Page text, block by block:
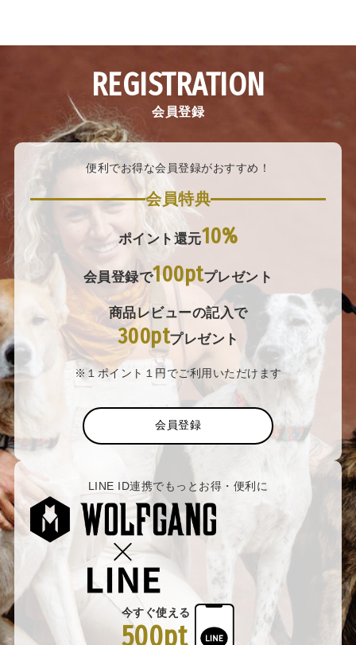
REGISTRATION
会員登録
便利でお得な会員登録がおすすめ！
会員特典
ポイント還元10%
会員登録で100ptプレゼント
商品レビューの記入で
300ptプレゼント
※１ポイント１円でご利用いただけます
会員登録
LINE ID連携でもっとお得・便利に
今すぐ使える
500pt